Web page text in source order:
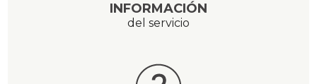
INFORMACIÓN
del servicio